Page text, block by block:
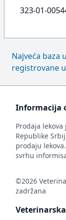
323-01-
Najveća baza
registrovane
Informacija
Prodaja
Republike
prodaju
svrhu
©2026
zadržana